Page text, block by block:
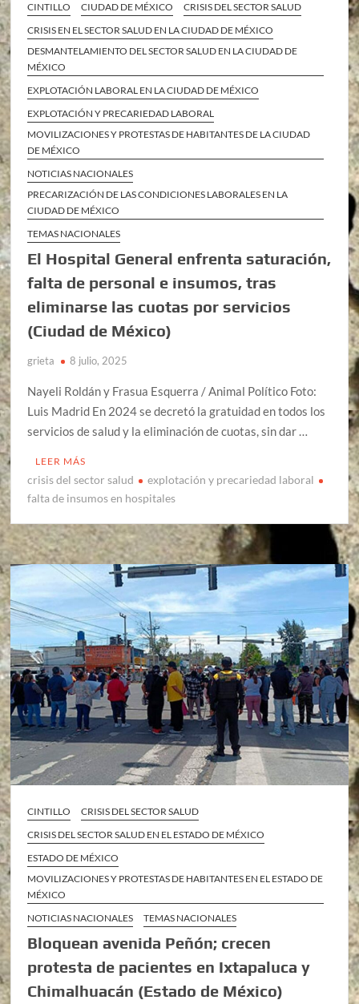
CINTILLO CIUDAD DE MÉXICO
CRISIS DEL SECTOR SALUD
CRISIS EN EL SECTOR SALUD EN LA CIUDAD DE MÉXICO
DESMANTELAMIENTO DEL SECTOR SALUD EN LA CIUDAD DE
MÉXICO
EXPLOTACIÓN LABORAL EN LA CIUDAD DE MÉXICO
EXPLOTACIÓN Y PRECARIEDAD LABORAL
MOVILIZACIONES Y PROTESTAS DE HABITANTES DE LA CIUDAD
DE MÉXICO
NOTICIAS NACIONALES
PRECARIZACIÓN DE LAS CONDICIONES LABORALES EN LA
CIUDAD DE MÉXICO
TEMAS NACIONALES
El Hospital General enfrenta saturación,
falta de personal e insumos, tras
eliminarse las cuotas por servicios
(Ciudad de México)
grieta 8 julio, 2025
Nayeli Roldán y Frasua Esquerra / Animal Político Foto:
Luis Madrid En 2024 se decretó la gratuidad en todos los
servicios de salud y la eliminación de cuotas, sin dar …
LEER MÁS
crisis del sector salud
explotación y precariedad laboral
falta de insumos en hospitales
CINTILLO
CRISIS DEL SECTOR SALUD
CRISIS DEL SECTOR SALUD EN EL ESTADO DE MÉXICO
ESTADO DE MÉXICO
MOVILIZACIONES Y PROTESTAS DE HABITANTES EN EL ESTADO DE
MÉXICO
NOTICIAS NACIONALES
TEMAS NACIONALES
Bloquean avenida Peñón; crecen
protesta de pacientes en Ixtapaluca y
Chimalhuacán (Estado de México)